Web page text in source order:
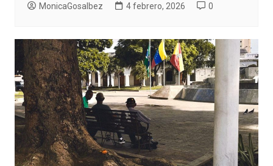
MonicaGosalbez 4 febrero, 2026 0